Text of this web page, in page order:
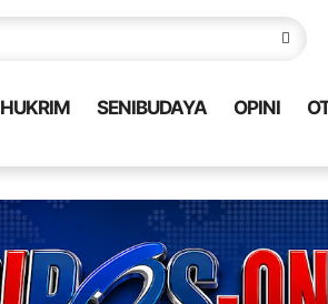
HUKRIM SENIBUDAYA OPINI